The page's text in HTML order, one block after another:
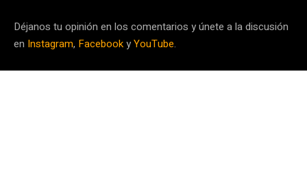
Déjanos tu opinión en los comentarios y únete a la discusión
en Instagram, FacebookyYouTube.